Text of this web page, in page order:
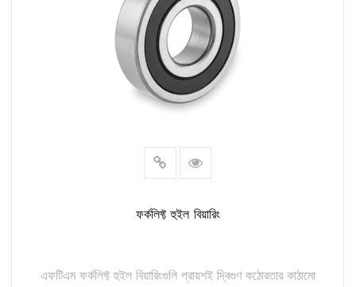
ফর্কলিফ্ট হুইল বিয়ারিং
এফটিএম ফর্কলিফ্ট হুইল বিয়ারিংগুলি প্রায়শই দ্বিগুণ কঠোরতার কাঠামো